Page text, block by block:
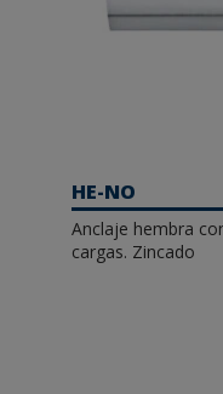
HE-NO
Anclaje hembra
cargas. Zincado